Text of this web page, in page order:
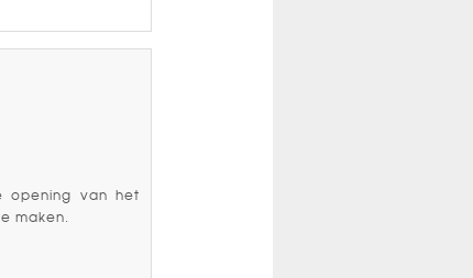
opening van het
maken.